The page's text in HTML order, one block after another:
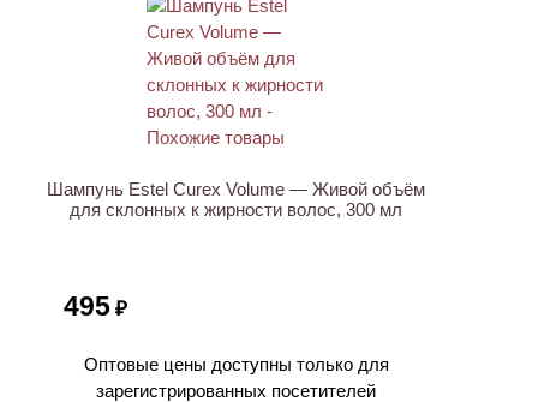
Шампунь Estel Curex Volume — Живой объём
для склонных к жирности волос, 300 мл
495 ₽
Оптовые цены доступны только для
зарегистрированных посетителей